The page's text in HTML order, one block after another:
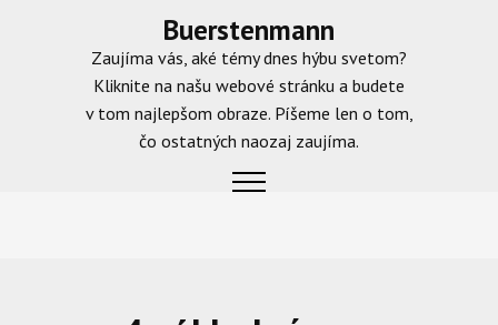
Buerstenmann
Zaujíma vás, aké témy dnes hýbu svetom?
Kliknite na našu webové stránku a budete
v tom najlepšom obraze. Píšeme len o tom,
čo ostatných naozaj zaujíma.